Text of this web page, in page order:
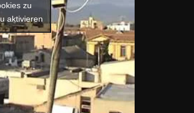
zu
aktivieren